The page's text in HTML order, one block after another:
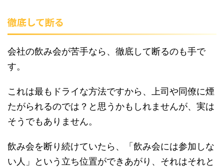
徹底して断る
会社の飲み会が苦手なら、徹底して断るのも手で
す。
これは最もドライな方法ですから、上司や同僚に煙
たがられるのでは？と思うかもしれませんが、実は
そうでもありません。
飲み会を断り続けていたら、「飲み会には参加しな
い人」という立ち位置ができあがり、それはそれと